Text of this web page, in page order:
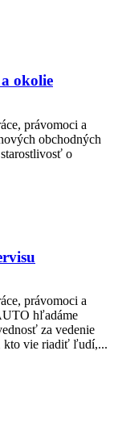
okolie
právomoci a
obchodných
o
právomoci a
hľadáme
za vedenie
kto vie riadiť ľudí,...